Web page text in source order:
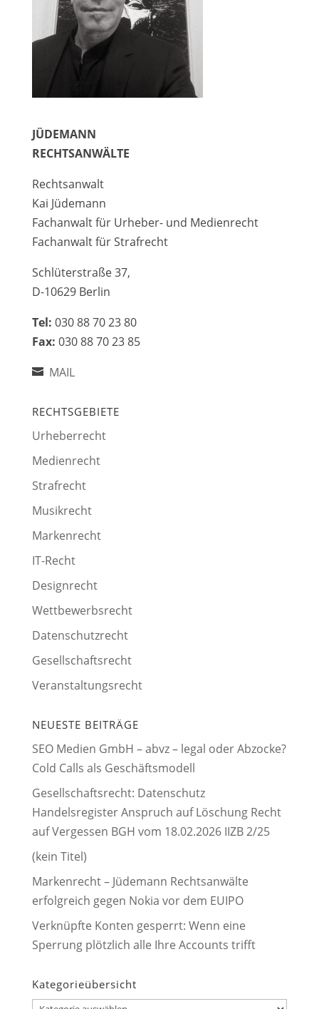
JÜDEMANN
RECHTSANWÄLTE
Rechtsanwalt
Kai Jüdemann
Fachanwalt für Urheber- und Medienrecht
Fachanwalt für Strafrecht
Schlüterstraße 37,
D-10629 Berlin
Tel: 030 88 70 23 80
Fax: 030 88 70 23 85
MAIL
RECHTSGEBIETE
Urheberrecht
Medienrecht
Strafrecht
Musikrecht
Markenrecht
IT-Recht
Designrecht
Wettbewerbsrecht
Datenschutzrecht
Gesellschaftsrecht
Veranstaltungsrecht
NEUESTE BEITRÄGE
SEO Medien GmbH – abvz – legal oder Abzocke?
Cold Calls als Geschäftsmodell
Gesellschaftsrecht: Datenschutz
Handelsregister Anspruch auf Löschung Recht
auf Vergessen BGH vom 18.02.2026 IIZB 2/25
(kein Titel)
Markenrecht – Jüdemann Rechtsanwälte
erfolgreich gegen Nokia vor dem EUIPO
Verknüpfte Konten gesperrt: Wenn eine
Sperrung plötzlich alle Ihre Accounts trifft
Kategorieübersicht